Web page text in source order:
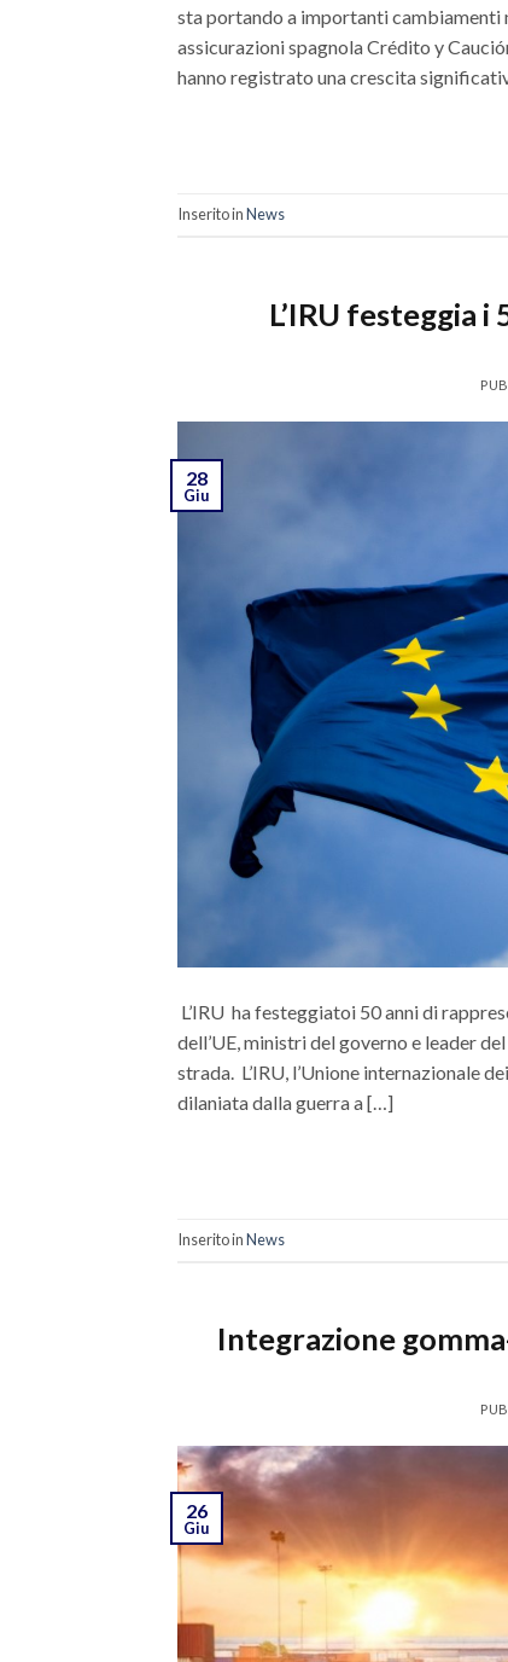
sta portando a importanti cambiamenti
assicurazioni spagnola Crédito y
hanno registrato una crescita
Inserito inNews
L’IRU festeggia
28
Giu
L’IRU ha festeggiatoi 50 anni di
dell’UE, ministri del governo e leader
strada. L’IRU, l’Unione internazionale
dilaniata dalla guerra a […]
Inserito inNews
Integrazione
26
Giu